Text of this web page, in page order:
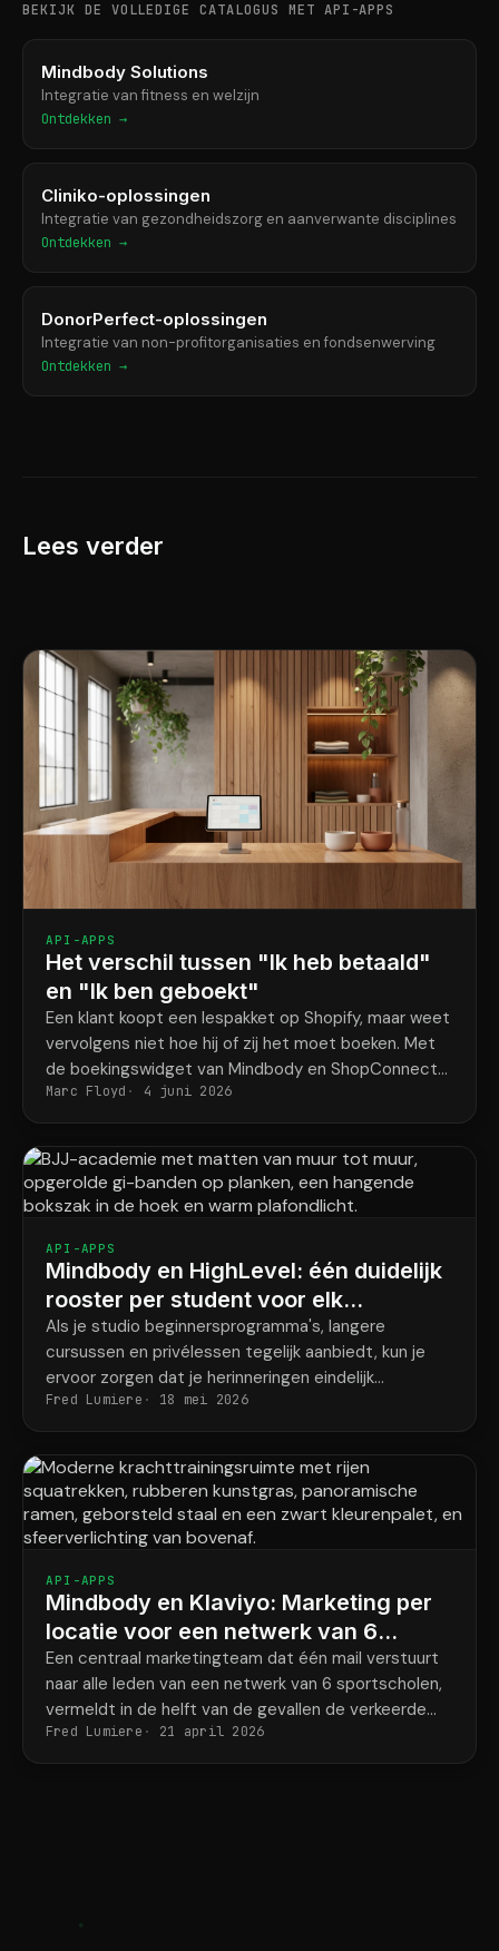
BEKIJK DE VOLLEDIGE CATALOGUS MET API-APPS
Mindbody Solutions
Integratie van fitness en welzijn
Ontdekken →
Cliniko-oplossingen
Integratie van gezondheidszorg en aanverwante disciplines
Ontdekken →
DonorPerfect-oplossingen
Integratie van non-profitorganisaties en fondsenwerving
Ontdekken →
Lees verder
API-APPS
Het verschil tussen "Ik heb betaald"
en "Ik ben geboekt"
Een klant koopt een lespakket op Shopify, maar weet
vervolgens niet hoe hij of zij het moet boeken. Met
de boekingswidget van Mindbody en ShopConnect
wordt dit probleem definitief opgelost.
Marc Floyd 4 juni 2026
API-APPS
Mindbody en HighLevel: één duidelijk
rooster per student voor elk
programma.
Als je studio beginnersprogramma's, langere
cursussen en privélessen tegelijk aanbiedt, kun je
ervoor zorgen dat je herinneringen eindelijk
overeenkomen met wat elke student daadwerkelijk
heeft geboekt.
Fred Lumiere 18 mei 2026
API-APPS
Mindbody en Klaviyo: Marketing per
locatie voor een netwerk van 6
krachtsportscholen
Een centraal marketingteam dat één mail verstuurt
naar alle leden van een netwerk van 6 sportscholen,
vermeldt in de helft van de gevallen de verkeerde
naam van de coach en het verkeerde adres van de
sportschool.
Fred Lumiere 21 april 2026